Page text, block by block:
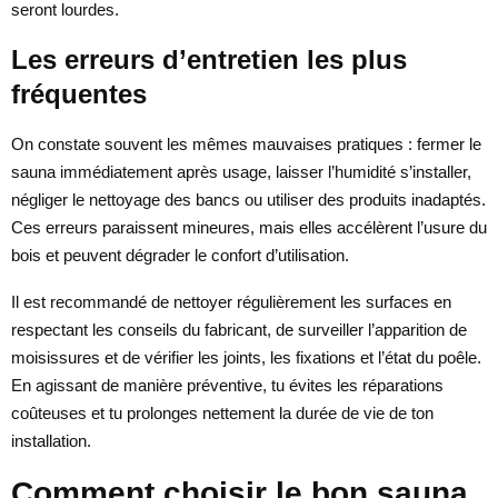
seront lourdes.
Les erreurs d’entretien les plus
fréquentes
On constate souvent les mêmes mauvaises pratiques : fermer le
sauna immédiatement après usage, laisser l’humidité s’installer,
négliger le nettoyage des bancs ou utiliser des produits inadaptés.
Ces erreurs paraissent mineures, mais elles accélèrent l’usure du
bois et peuvent dégrader le confort d’utilisation.
Il est recommandé de nettoyer régulièrement les surfaces en
respectant les conseils du fabricant, de surveiller l’apparition de
moisissures et de vérifier les joints, les fixations et l’état du poêle.
En agissant de manière préventive, tu évites les réparations
coûteuses et tu prolonges nettement la durée de vie de ton
installation.